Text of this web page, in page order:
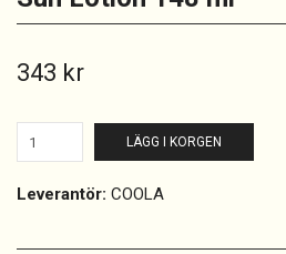
343 kr
LÄGG I KORGEN
Leverantör: COOLA